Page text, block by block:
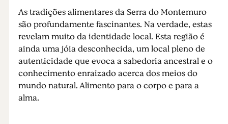
As tradições alimentares da Serra do Montemuro
são profundamente fascinantes. Na verdade, estas
revelam muito da identidade local. Esta região é
ainda uma jóia desconhecida, um local pleno de
autenticidade que evoca a sabedoria ancestral e o
conhecimento enraizado acerca dos meios do
mundo natural. Alimento para o corpo e para a
alma.